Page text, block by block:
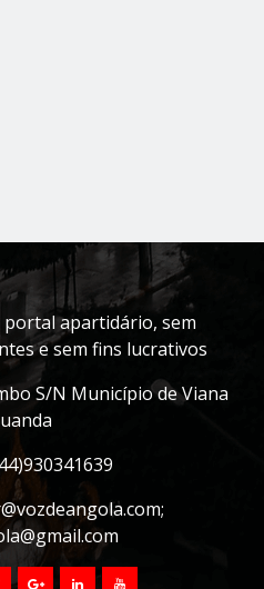
portal apartidário, sem
e sem fins lucrativos
S/N Município de Viana
;